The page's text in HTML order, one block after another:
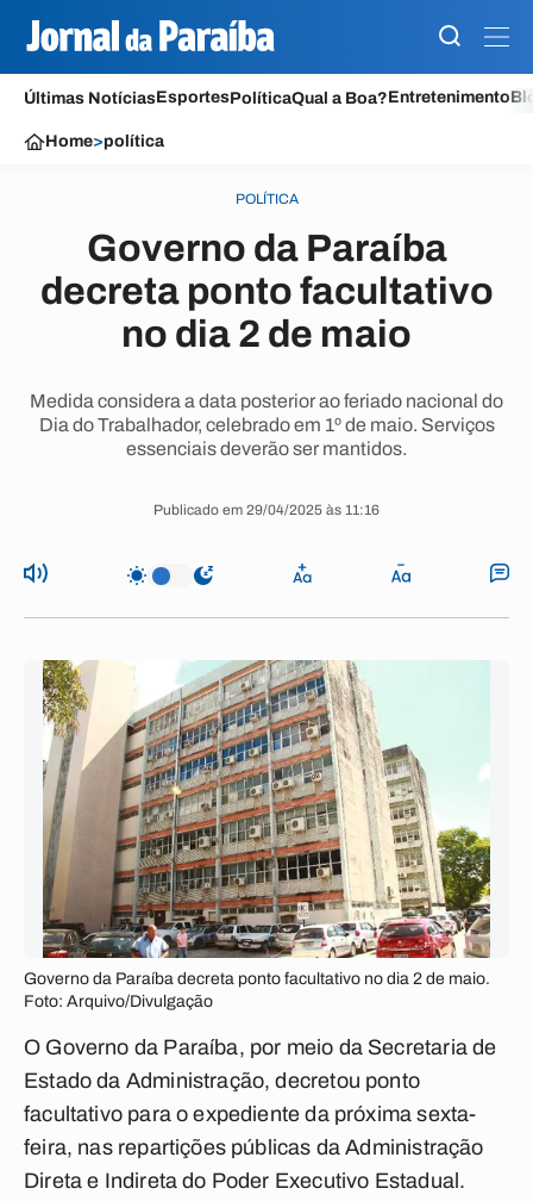
Últimas NotíciasEsportesPolíticaQual a Boa?Entretenimento
Home>política
POLÍTICA
Governo da Paraíba
decreta ponto facultativo
no dia 2 de maio
Medida considera a data posterior ao feriado nacional do
Dia do Trabalhador, celebrado em 1º de maio. Serviços
essenciais deverão ser mantidos.
Publicado em 29/04/2025 às 11:16
Governo da Paraíba decreta ponto facultativo no dia 2 de maio.
Foto: Arquivo/Divulgação
O Governo da Paraíba, por meio da Secretaria de
Estado da Administração, decretou ponto
facultativo para o expediente da próxima sexta-
feira, nas repartições públicas da Administração
Direta e Indireta do Poder Executivo Estadual.